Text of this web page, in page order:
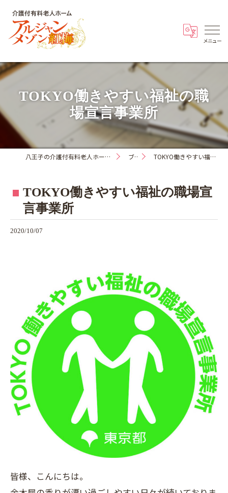
TOKYO働きやすい福祉の職
場宣言事業所
八王子の介護付有料老人ホーム・アルジャンメゾン紅梅 ブログ TOKYO働きやすい福祉の職場宣言事業所
TOKYO働きやすい福祉の職場宣
言事業所
2020/10/07
皆様、こんにちは。